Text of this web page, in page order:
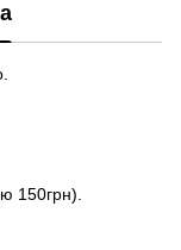
150грн).